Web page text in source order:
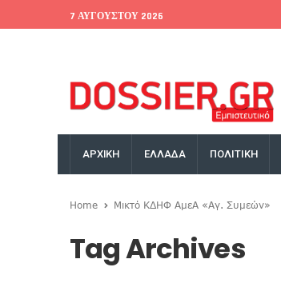
7 ΑΥΓΟΎΣΤΟΥ 2026
ΑΡΧΙΚΗ ΕΛΛΑΔΑ ΠΟΛΙΤΙΚΗ
Home Μικτό ΚΔΗΦ ΑμεΑ «Αγ. Συμεών»
Tag Archives